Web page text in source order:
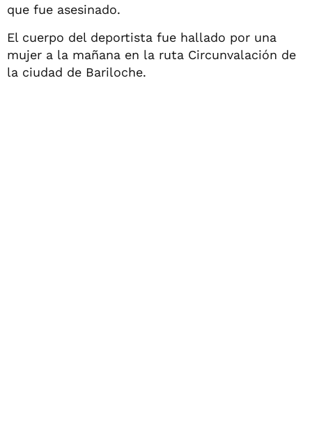
que fue asesinado.
El cuerpo del deportista fue hallado por una
mujer a la mañana en la ruta Circunvalación de
la ciudad de Bariloche.